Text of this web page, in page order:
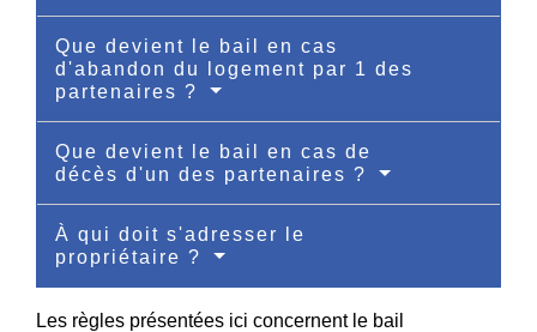
Que devient le bail en cas
d'abandon du logement par 1 des
partenaires ?
Que devient le bail en cas de
décès d'un des partenaires ?
À qui doit s'adresser le
propriétaire ?
Les règles présentées ici concernent le bail